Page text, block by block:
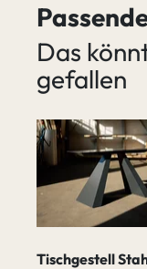
Das
gefallen
Tischgestell